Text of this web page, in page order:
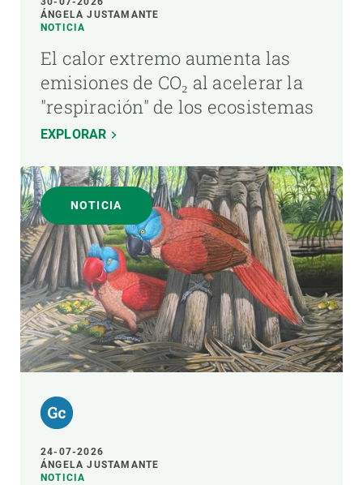
ÁNGELA JUSTAMANTE
NOTICIA
El calor extremo aumenta las
emisiones de CO₂ al acelerar la
"respiración" de los ecosistemas
EXPLORAR
NOTICIA
24-07-2026
ÁNGELA JUSTAMANTE
NOTICIA